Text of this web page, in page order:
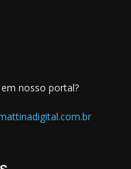
nosso portal?